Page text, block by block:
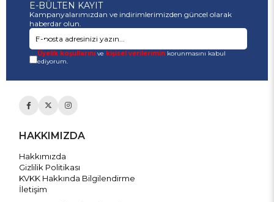
E-BÜLTEN KAYIT
Kampanyalarımızdan ve indirimlerimizden güncel olarak
haberdar olun.
Üyelik koşullarınıve kişisel verileriminkorunmasını kabul
ediyorum.
HAKKIMIZDA
Hakkımızda
Gizlilik Politikası
KVKK Hakkında Bilgilendirme
İletişim